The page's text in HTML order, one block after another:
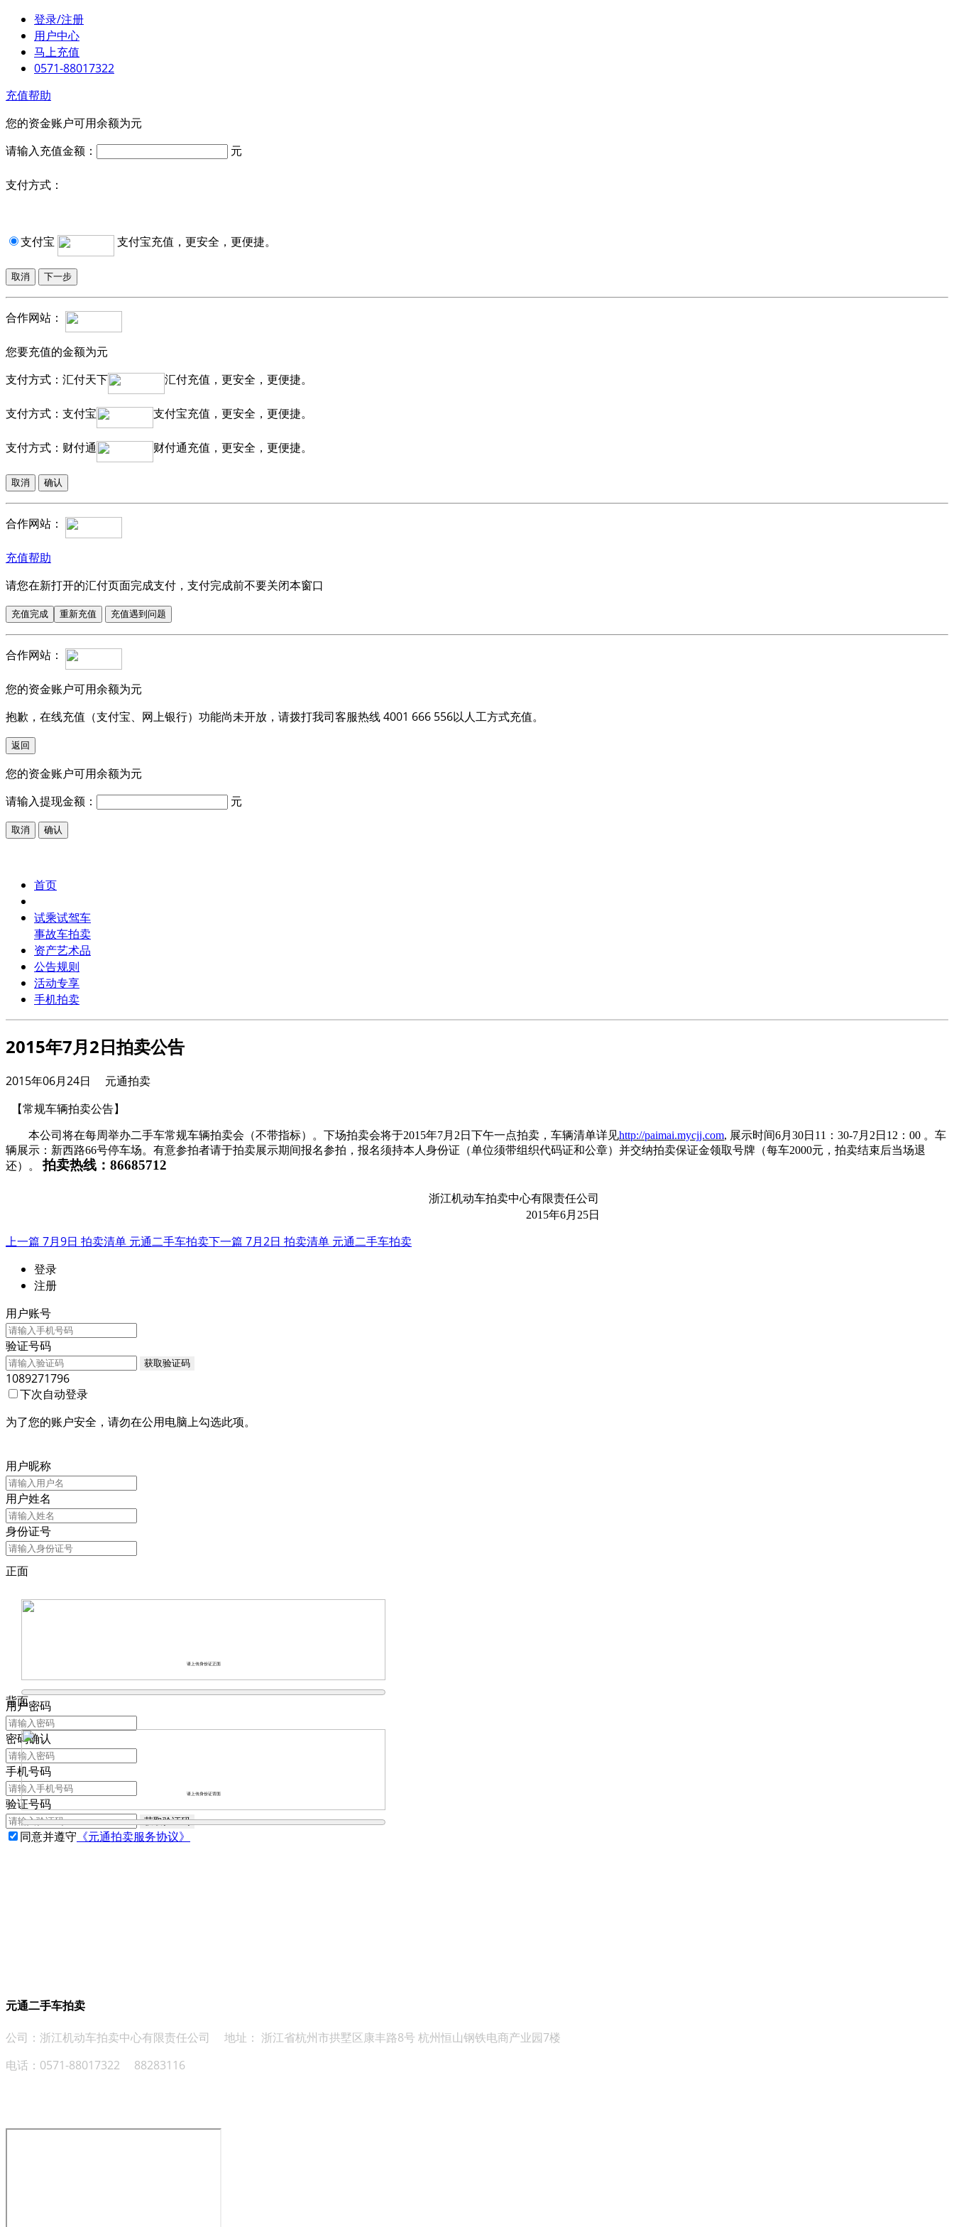
登录/注册
用户中心
马上充值
0571-88017322
充值帮助
您的资金账户可用余额为元
请输入充值金额：
元
支付方式：
支付宝 支付宝充值，更安全，更便捷。
合作网站：
您要充值的金额为元
支付方式：汇付天下
汇付充值，更安全，更便捷。
支付方式：支付宝 支付宝充值，更安全，更便捷。
支付方式：财付通 财付通充值，更安全，更便捷。
合作网站：
充值帮助
请您在新打开的汇付页面完成支付，支付完成前不要关闭本窗口
合作网站：
您的资金账户可用余额为元
抱歉，在线充值（支付宝、网上银行）功能尚未开放，请拨打我司客服热线 4001 666 556以人工方式充值。
您的资金账户可用余额为元
请输入提现金额：
元
首页
试乘试驾车
事故车拍卖
资产艺术品
公告规则
活动专享
手机拍卖
2015年7月2日拍卖公告
2015年06月24日 元通拍卖
【常规车辆拍卖公告】
本公司将在每周举办二手车常规车辆拍卖会（不带指标）。下场拍卖会将于2015年7月 2 日下午一点拍卖，车辆清单详见http://paimai.mycjj.com, 展示时间6月 30日 11 ： 30-7月 2 日 12 ： 00 。车
辆展示：新西路66号停车场。有意参拍者请于拍卖展示期间报名参拍，报名须持本人身份证（单位须带组织代码证和公章）并交纳拍卖保证金领取号牌（每车2000元，拍卖结束后当场退
还）。拍卖热线： 86685712
浙江机动车拍卖中心有限责任公司
2015年6月 25日
上一篇 7月9日 拍卖清单 元通二手车拍卖下一篇 7月2日 拍卖清单 元通二手车拍卖
登录
注册
用户账号
验证号码
获取验证码
1089271796
下次自动登录
为了您的账户安全，请勿在公用电脑上勾选此项。
用户昵称
用户姓名
身份证号
正面
请上传身份证正面
背面
请上传身份证背面
用户密码
密码确认
手机号码
验证号码
获取验证码
同意并遵守 《元通拍卖服务协议》
元通二手车拍卖
公司：浙江机动车拍卖中心有限责任公司 地址： 浙江省杭州市拱墅区康丰路8号 杭州恒山钢铁电商产业园7楼
电话：0571-88017322 88283116